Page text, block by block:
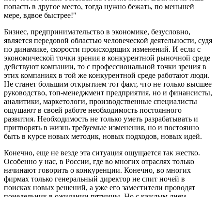
попасть в другое место, тогда нужно бежать, по меньшей
мере, вдвое быстрее!"
Бизнес, предпринимательство в экономике, безусловно,
является передовой областью человеческой деятельности, судя
по динамике, скорости происходящих изменений. И если с
экономической точки зрения в конкурентной рыночной среде
действуют компании, то с профессиональной точки зрения в
этих компаниях в той же конкурентной среде работают люди.
Не станет большим открытием тот факт, что не только высшее
руководство, топ-менеджмент предприятия, но и финансисты,
аналитики, маркетологи, производственные специалисты
ощущают в своей работе необходимость постоянного
развития. Необходимость не только уметь разрабатывать и
притворять в жизнь требуемые изменения, но и постоянно
быть в курсе новых методик, новых подходов, новых идей.
Конечно, еще не везде эта ситуация ощущается так жестко.
Особенно у нас, в России, где во многих отраслях только
начинают говорить о конкуренции. Конечно, во многих
фирмах только генеральный директор не спит ночей в
поисках новых решений, а уже его заместители проводят